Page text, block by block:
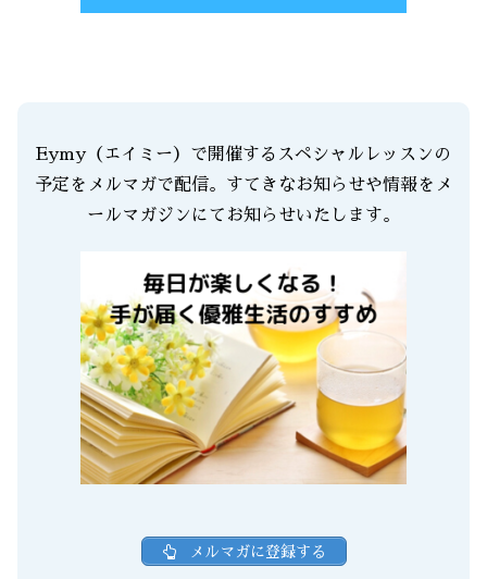
Eymy（エイミー）で開催するスペシャルレッスンの
予定をメルマガで配信。すてきなお知らせや情報をメ
ールマガジンにてお知らせいたします。
メルマガに登録する